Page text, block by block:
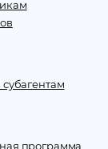
программа